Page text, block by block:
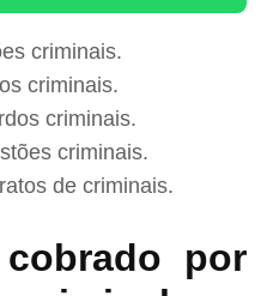
criminais.
criminais.
criminais.
criminais.
de criminais.
por